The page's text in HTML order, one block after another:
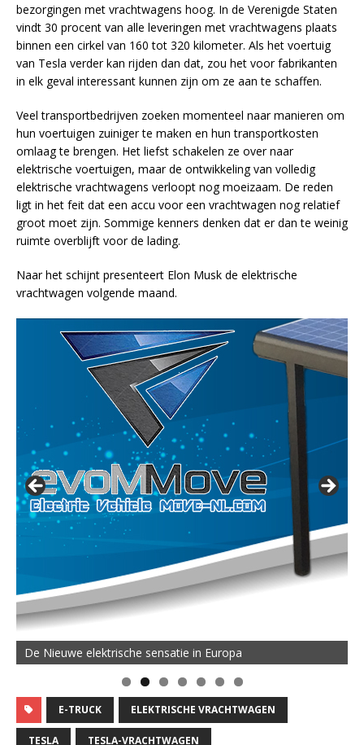
bezorgingen met vrachtwagens hoog. In de Verenigde Staten
vindt 30 procent van alle leveringen met vrachtwagens plaats
binnen een cirkel van 160 tot 320 kilometer. Als het voertuig
van Tesla verder kan rijden dan dat, zou het voor fabrikanten
in elk geval interessant kunnen zijn om ze aan te schaffen.
Veel transportbedrijven zoeken momenteel naar manieren om
hun voertuigen zuiniger te maken en hun transportkosten
omlaag te brengen. Het liefst schakelen ze over naar
elektrische voertuigen, maar de ontwikkeling van volledig
elektrische vrachtwagens verloopt nog moeizaam. De reden
ligt in het feit dat een accu voor een vrachtwagen nog relatief
groot moet zijn. Sommige kenners denken dat er dan te weinig
ruimte overblijft voor de lading.
Naar het schijnt presenteert Elon Musk de elektrische
vrachtwagen volgende maand.
De Nieuwe elektrische sensatie in Europa
E-TRUCK ELEKTRISCHE VRACHTWAGEN
TESLA TESLA-VRACHTWAGEN